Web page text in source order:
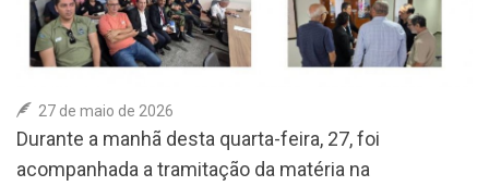
27 de maio de 2026
Durante a manhã desta quarta-feira, 27, foi
acompanhada a tramitação da matéria na